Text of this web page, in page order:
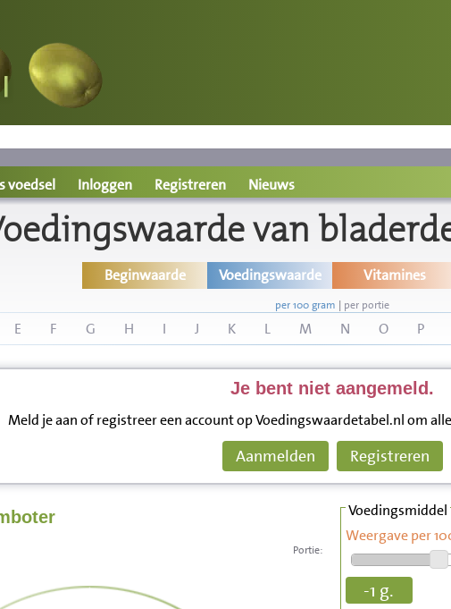
voedsel Inloggen Registreren Nieuws
van
Beginwaarde Voedingswaarde Vitamines
per 100 gram | per portie
E F G H I J K L M N O P
Je bent niet aangemeld.
Meld je aan of registreer een account op Voedingswaardetabel.nl om
Aanmelden Registreren
Portie:
Voedingsmiddel
Weergave per
-1 g.